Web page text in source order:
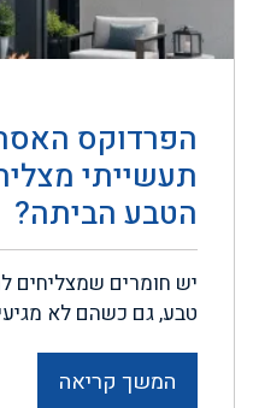
הפרדוקס
תעשייתי
הטבע הביתה?
יש חומרים שמצליחים
טבע, גם כשהם לא
המשך קריאה